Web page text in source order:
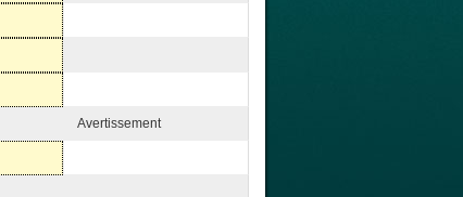
Avertissement